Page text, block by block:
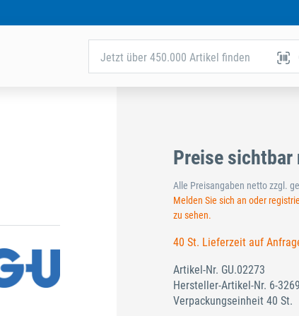
Jetzt über 450.000 Artikel finden
Preise sichtbar
Alle Preisangaben netto zzgl.
Melden Sie sich an oder
zu sehen.
40 St. Lieferzeit auf
Artikel-Nr. GU.02273
Hersteller-Artikel-Nr. 6-
Verpackungseinheit 40 St.